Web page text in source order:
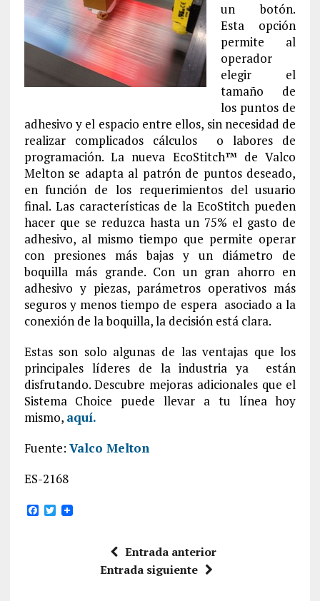
un botón.
Esta opción
permite al
operador
elegir el
tamaño de
los puntos de
adhesivo y el espacio entre ellos, sin necesidad de
realizar complicados cálculos o labores de
programación. La nueva EcoStitch™ de Valco
Melton se adapta al patrón de puntos deseado,
en función de los requerimientos del usuario
final. Las características de la EcoStitch pueden
hacer que se reduzca hasta un 75% el gasto de
adhesivo, al mismo tiempo que permite operar
con presiones más bajas y un diámetro de
boquilla más grande. Con un gran ahorro en
adhesivo y piezas, parámetros operativos más
seguros y menos tiempo de espera asociado a la
conexión de la boquilla, la decisión está clara.
Estas son solo algunas de las ventajas que los
principales líderes de la industria ya están
disfrutando. Descubre mejoras adicionales que el
Sistema Choice puede llevar a tu línea hoy
mismo, aquí.
Fuente: Valco Melton
ES-2168
F T
Entrada anterior
Entrada siguiente